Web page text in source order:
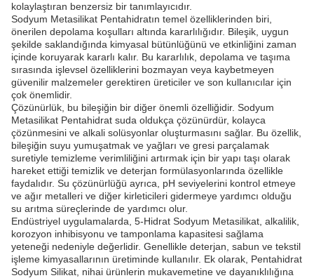
kolaylaştıran benzersiz bir tanımlayıcıdır.
Sodyum Metasilikat Pentahidratın temel özelliklerinden biri,
önerilen depolama koşulları altında kararlılığıdır. Bileşik, uygun
şekilde saklandığında kimyasal bütünlüğünü ve etkinliğini zaman
içinde koruyarak kararlı kalır. Bu kararlılık, depolama ve taşıma
sırasında işlevsel özelliklerini bozmayan veya kaybetmeyen
güvenilir malzemeler gerektiren üreticiler ve son kullanıcılar için
çok önemlidir.
Çözünürlük, bu bileşiğin bir diğer önemli özelliğidir. Sodyum
Metasilikat Pentahidrat suda oldukça çözünürdür, kolayca
çözünmesini ve alkali solüsyonlar oluşturmasını sağlar. Bu özellik,
bileşiğin suyu yumuşatmak ve yağları ve gresi parçalamak
suretiyle temizleme verimliliğini artırmak için bir yapı taşı olarak
hareket ettiği temizlik ve deterjan formülasyonlarında özellikle
faydalıdır. Su çözünürlüğü ayrıca, pH seviyelerini kontrol etmeye
ve ağır metalleri ve diğer kirleticileri gidermeye yardımcı olduğu
su arıtma süreçlerinde de yardımcı olur.
Endüstriyel uygulamalarda, 5-Hidrat Sodyum Metasilikat, alkalilik,
korozyon inhibisyonu ve tamponlama kapasitesi sağlama
yeteneği nedeniyle değerlidir. Genellikle deterjan, sabun ve tekstil
işleme kimyasallarının üretiminde kullanılır. Ek olarak, Pentahidrat
Sodyum Silikat, nihai ürünlerin mukavemetine ve dayanıklılığına